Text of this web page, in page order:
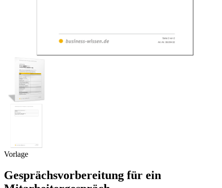
Vorlage
Gesprächsvorbereitung für ein